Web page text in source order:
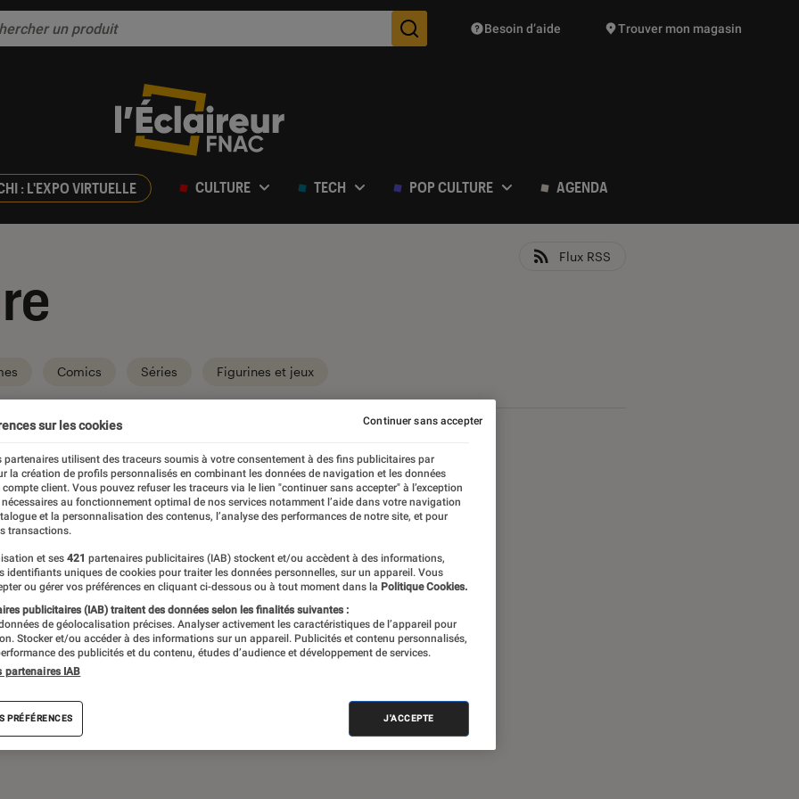
Des suggestions de produits vont vous être proposées
Besoin d’aide Trouver mon magasin
: L'EXPO VIRTUELLE CULTURE TECH POP CULTURE AGENDA
Flux RSS
Comics Séries Figurines et jeux
société, jeux vidéos… Du suivi de
par les critiques et les articles long
le meilleur de l’actualité pop culture
Disney+ Star Wars Apple TV+ LEGO James Bond
sur les cookies
partenaires utilisent des traceurs soumis à votre consentement à des fins publicitaires par
la création de profils personnalisés en combinant les données de navigation et les données
compte client. Vous pouvez refuser les traceurs via le lien "continuer sans accepter" à l’exception
au fonctionnement optimal de nos services notamment l’aide dans votre navigation
et la personnalisation des contenus, l’analyse des performances de notre site, et pour
transactions.
et ses 421 partenaires publicitaires (IAB) stockent et/ou accèdent à des informations,
identifiants uniques de cookies pour traiter les données personnelles, sur un appareil. Vous
ou gérer vos préférences en cliquant ci-dessous ou à tout moment dans la Politique Cookies.
publicitaires (IAB) traitent des données selon les finalités suivantes :
de géolocalisation précises. Analyser activement les caractéristiques de l’appareil pour
Stocker et/ou accéder à des informations sur un appareil. Publicités et contenu personnalisés,
des publicités et du contenu, études d’audience et développement de services.
partenaires IAB
PRÉFÉRENCES J'ACCEPTE
Continuer sans accepter